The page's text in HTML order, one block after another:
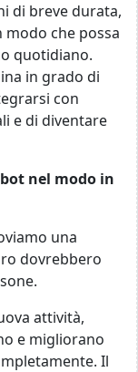
di breve durata,
che possa
quotidiano.
in grado di
con
e di diventare
nel modo in
una
dovrebbero
attività,
e migliorano
Il